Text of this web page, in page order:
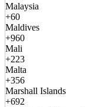
Malaysia
+60
Maldives
+960
Mali
+223
Malta
+356
Marshall Islands
+692